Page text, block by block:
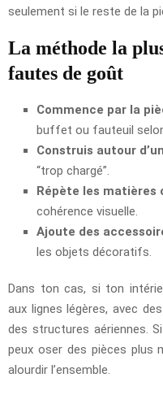
seulement si le reste de la
La méthode la
fautes de goût
Commence par la
buffet ou fauteuil
Construis autour
“trop chargé”.
Répète les matières
cohérence visuelle.
Ajoute des
les objets décoratifs.
Dans ton cas, si ton
aux lignes légères, avec
des structures aériennes.
peux oser des pièces plus
alourdir l’ensemble.